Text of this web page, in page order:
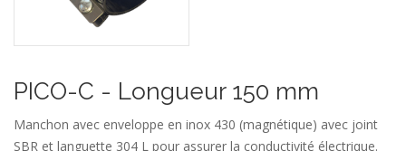
PICO-C - Longueur 150 mm
Manchon avec enveloppe en inox 430 (magnétique) avec joint
SBR et languette 304 L pour assurer la conductivité électrique.